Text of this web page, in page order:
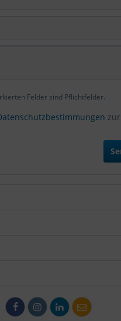
Felder sind Pflichtfelder.